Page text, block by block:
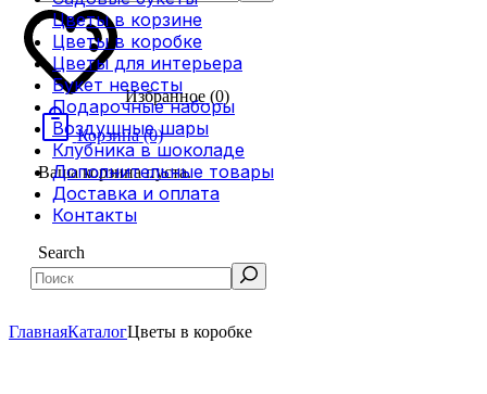
Избранное (0)
Корзина (0)
Ваша корзина пуста.
Цветы в корзине
Цветы в коробке
Цветы для интерьера
Букет невесты
Подарочные наборы
Воздушные шары
Клубника в шоколаде
Дополнительные товары
Доставка и оплата
Контакты
Search
ГлавнаяКаталогЦветы в коробке